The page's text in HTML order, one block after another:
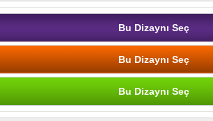
Bu Dizaynı Seç
Bu Dizaynı Seç
Bu Dizaynı Seç